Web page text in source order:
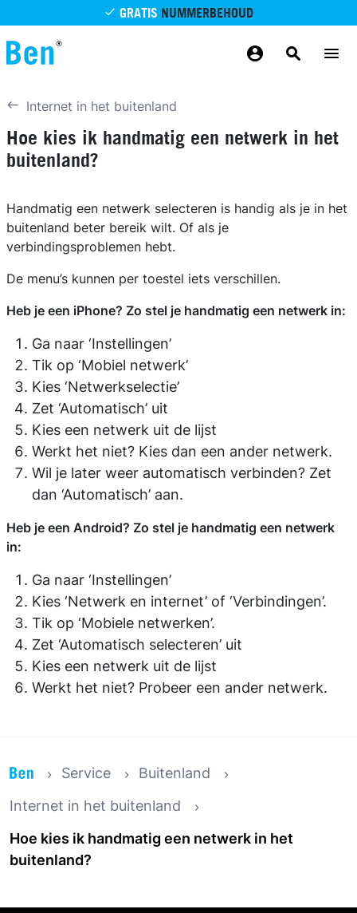
Overslaan en naar de inhoud gaan
GRATIS NUMMERBEHOUD
Internet in het buitenland
Hoe kies ik handmatig een netwerk in het
buitenland?
Handmatig een netwerk selecteren is handig als je in het
buitenland beter bereik wilt. Of als je
verbindingsproblemen hebt.
De menu’s kunnen per toestel iets verschillen.
Heb je een iPhone? Zo stel je handmatig een netwerk in:
Ga naar ‘Instellingen’
Tik op ‘Mobiel netwerk’
Kies ‘Netwerkselectie’
Zet ‘Automatisch’ uit
Kies een netwerk uit de lijst
Werkt het niet? Kies dan een ander netwerk.
Wil je later weer automatisch verbinden? Zet
dan ‘Automatisch’ aan.
Heb je een Android? Zo stel je handmatig een netwerk
in:
Ga naar ‘Instellingen’
Kies ‘Netwerk en internet’ of ‘Verbindingen’.
Tik op ‘Mobiele netwerken’.
Zet ‘Automatisch selecteren’ uit
Kies een netwerk uit de lijst
Werkt het niet? Probeer een ander netwerk.
Service
Buitenland
Internet in het buitenland
Hoe kies ik handmatig een netwerk in het
buitenland?